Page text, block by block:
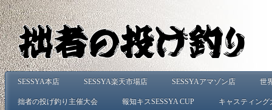
SESSYA本店 SESSYA楽天市場店 SESSYAアマゾン店 世
拙者の投げ釣り主催大会 報知キスSESSYA CUP キャスティング